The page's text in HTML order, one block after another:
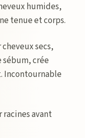
humides,
tenue et corps.
cheveux secs,
sébum, crée
Incontournable
racines avant